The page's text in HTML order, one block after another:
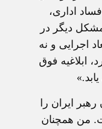
ادارى،
ديگر در
اجرايى و نه
ابلاغيه فوق
ايران را
من همچنان